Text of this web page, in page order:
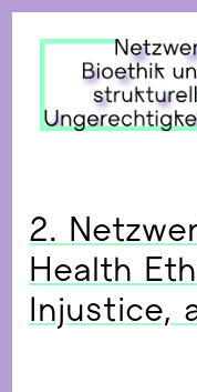
springen
2.
Health
Injustice,